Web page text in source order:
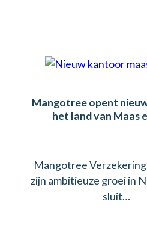
Mangotree opent
het land van Maas
Mangotree
zijn ambitieuze groei in
sluit…